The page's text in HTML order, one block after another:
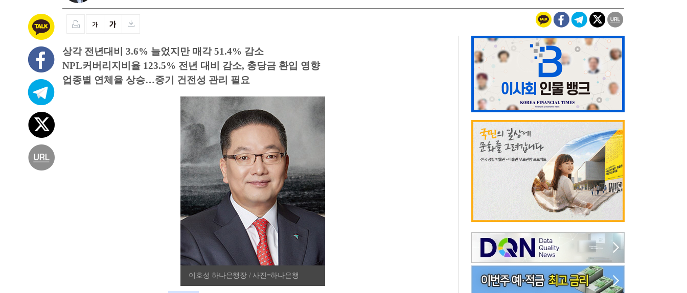
상각 전년대비 3.6% 늘었지만 매각 51.4% 감소
NPL커버리지비율 123.5% 전년 대비 감소, 충당금 환입 영향
업종별 연체율 상승…중기 건전성 관리 필요
이호성 하나은행장 / 사진=하나은행